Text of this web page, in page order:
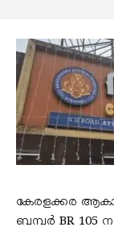
കേരളക്കര
ബമ്പർ BR 105